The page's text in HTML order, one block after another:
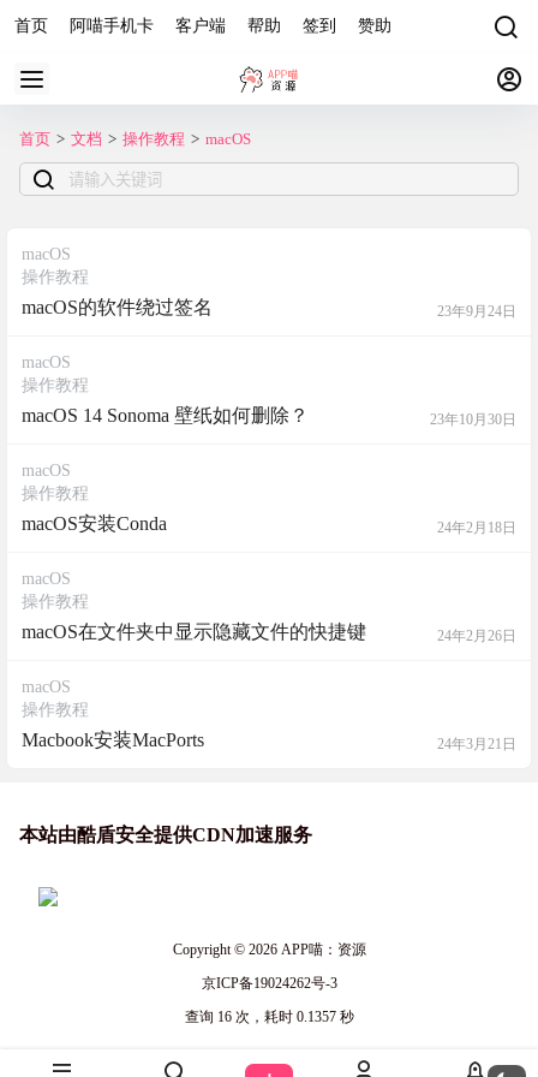
首页 阿喵手机卡 客户端 帮助 签到 赞助
首页 > 文档 > 操作教程 > macOS
macOS
操作教程
macOS的软件绕过签名 23年9月24日
macOS
操作教程
macOS 14 Sonoma 壁纸如何删除？ 23年10月30日
macOS
操作教程
macOS安装Conda 24年2月18日
macOS
操作教程
macOS在文件夹中显示隐藏文件的快捷键 24年2月26日
macOS
操作教程
Macbook安装MacPorts 24年3月21日
本站由酷盾安全提供CDN加速服务
Copyright © 2026APP喵：资源
京ICP备19024262号-3
查询 16 次，耗时 0.1357 秒